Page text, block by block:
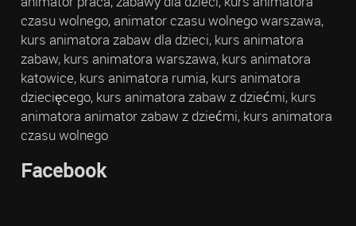
czasu wolnego, animator czasu wolnego warszawa,
kurs animatora zabaw dla dzieci, kurs animatora
zabaw, kurs animatora warszawa, kurs animatora
katowice, kurs animatora rumia, kurs animatora
dziecięcego, kurs animatora zabaw z dziećmi, kurs
animatora animator zabaw z dziećmi, kurs animatora
czasu wolnego
Facebook